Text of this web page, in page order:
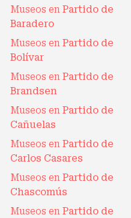
Museos en Partido de
Baradero
Museos en Partido de
Bolívar
Museos en Partido de
Brandsen
Museos en Partido de
Cañuelas
Museos en Partido de
Carlos Casares
Museos en Partido de
Chascomús
Museos en Partido de